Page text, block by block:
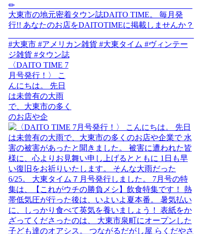
〈DAITO TIME 7
月号発行！〉 こ
んにちは。 先日
は未曾有の大雨
で、大東市の多く
のお店や企